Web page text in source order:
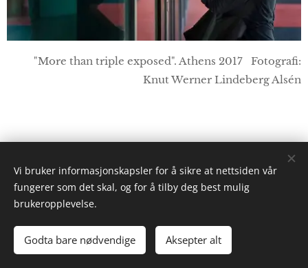
"More than triple exposed". Athens 2017 Fotografi:
Knut Werner Lindeberg Alsén
© 2026 Lindebergs Almanac
Art, Culture and Travel
Informasjonskapsler
Vi bruker informasjonskapsler for å sikre at nettsiden vår
fungerer som det skal, og for å tilby deg best mulig
brukeropplevelse.
Godta bare nødvendige Aksepter alt